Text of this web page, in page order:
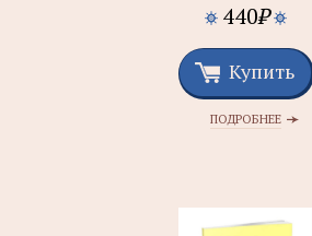
440₽
Купить
ПОДРОБНЕЕ